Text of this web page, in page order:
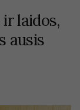
laidos,
ausis